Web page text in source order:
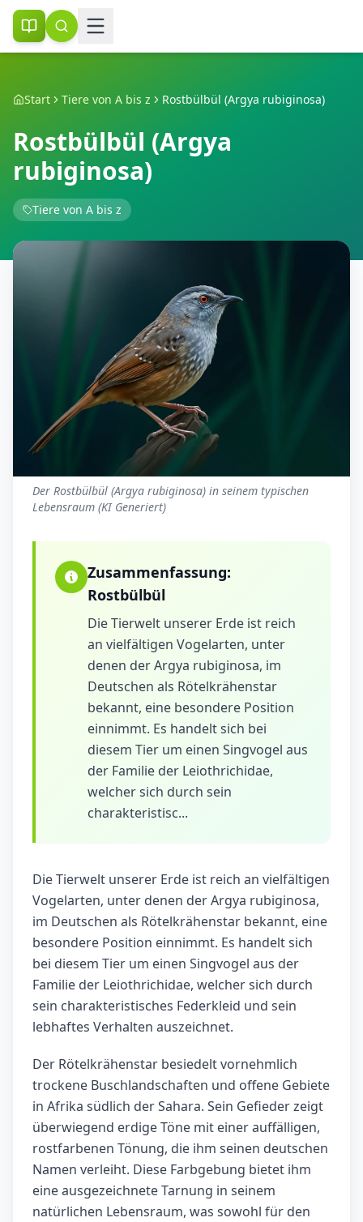
Start Tiere von A bis z Rostbülbül (Argya rubiginosa)
Rostbülbül (Argya
rubiginosa)
Tiere von A bis z
Der Rostbülbül (Argya rubiginosa) in seinem typischen
Lebensraum (KI Generiert)
Zusammenfassung:
Rostbülbül
Die Tierwelt unserer Erde ist reich
an vielfältigen Vogelarten, unter
denen der Argya rubiginosa, im
Deutschen als Rötelkrähenstar
bekannt, eine besondere Position
einnimmt. Es handelt sich bei
diesem Tier um einen Singvogel aus
der Familie der Leiothrichidae,
welcher sich durch sein
charakteristisc...
Die Tierwelt unserer Erde ist reich an vielfältigen
Vogelarten, unter denen der Argya rubiginosa,
im Deutschen als Rötelkrähenstar bekannt, eine
besondere Position einnimmt. Es handelt sich
bei diesem Tier um einen Singvogel aus der
Familie der Leiothrichidae, welcher sich durch
sein charakteristisches Federkleid und sein
lebhaftes Verhalten auszeichnet.
Der Rötelkrähenstar besiedelt vornehmlich
trockene Buschlandschaften und offene Gebiete
in Afrika südlich der Sahara. Sein Gefieder zeigt
überwiegend erdige Töne mit einer auffälligen,
rostfarbenen Tönung, die ihm seinen deutschen
Namen verleiht. Diese Farbgebung bietet ihm
eine ausgezeichnete Tarnung in seinem
natürlichen Lebensraum, was sowohl für den